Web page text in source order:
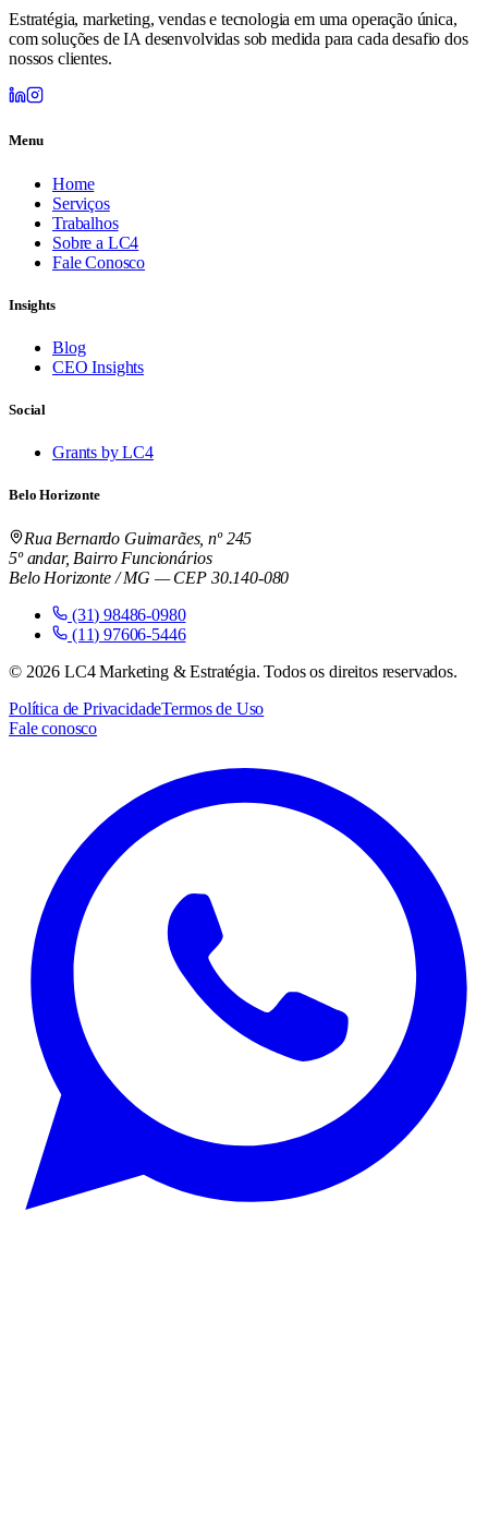
Estratégia, marketing, vendas e tecnologia em uma operação única,
com soluções de IA desenvolvidas sob medida para cada desafio dos
nossos clientes.
Menu
Home
Serviços
Trabalhos
Sobre a LC4
Fale Conosco
Insights
Blog
CEO Insights
Social
Grants by LC4
Belo Horizonte
Rua Bernardo Guimarães, nº 245
5º andar, Bairro Funcionários
Belo Horizonte / MG — CEP 30.140-080
(31) 98486-0980
(11) 97606-5446
© 2026 LC4 Marketing & Estratégia. Todos os direitos reservados.
Política de PrivacidadeTermos de Uso
Fale conosco